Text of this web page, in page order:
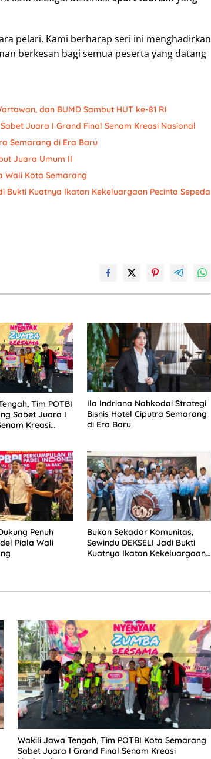
pelari. Kami berharap seri ini menghadirkan
berkesan bagi semua peserta yang datang
dan BUMD Sambut HUT ke-81 RI
Juara I Grand Final Senam Kreasi Nasional
Semarang di Era Baru
Juara Umum II
Wali Kota Semarang
Bukti Kuatnya Ikatan Kekeluargaan Pecinta Sepeda
Tim POTBI
Sabet Juara I
Kreasi
Ila Indriana Nahkodai Strategi
Bisnis Hotel Ciputra Semarang
di Era Baru
Penuh
Piala Wali
Bukan Sekadar Komunitas,
Sewindu DEKSELI Jadi Bukti
Kuatnya Ikatan Kekeluargaan
Wakili Jawa Tengah, Tim POTBI Kota Semarang
Sabet Juara I Grand Final Senam Kreasi